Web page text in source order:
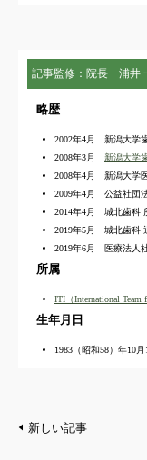
記事監修：院長 浦井
略歴
2002年4月 新潟大学
2008年3月 新潟大学
2008年4月 新潟大学
2009年4月 公益社団
2014年4月 城北歯科
2019年5月 城北歯科
2019年6月 医療法人
所属
ITI（International Team
生年月日
1983（昭和58）年10月
新しい記事